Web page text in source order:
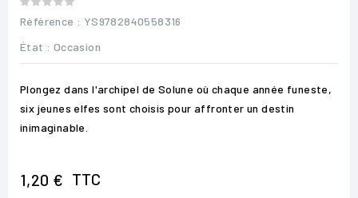
Référence : YS9782840558316
État : Occasion
Plongez dans l'archipel de Solune où chaque année funeste,
six jeunes elfes sont choisis pour affronter un destin
inimaginable.
1,20 € TTC